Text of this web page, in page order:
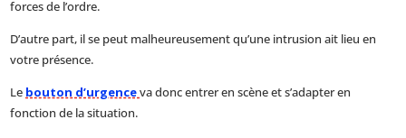
forces de l’ordre.
D’autre part, il se peut malheureusement qu’une intrusion ait lieu en
votre présence.
Le bouton d’urgenceva donc entrer en scène et s’adapter en
fonction de la situation.